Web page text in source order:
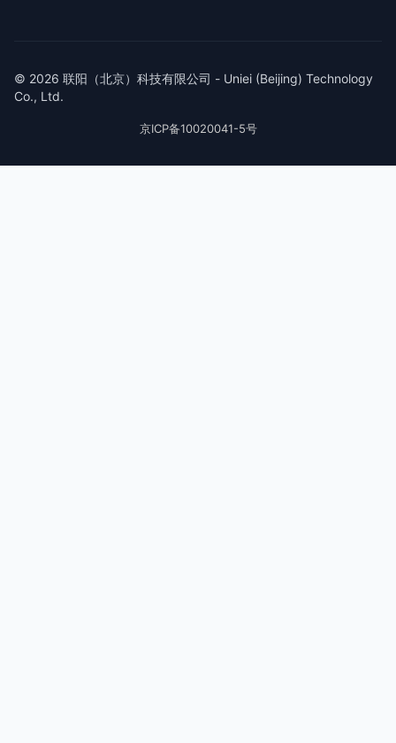
© 2026 联阳（北京）科技有限公司 - Uniei (Beijing) Technology
Co., Ltd.
京ICP备10020041-5号